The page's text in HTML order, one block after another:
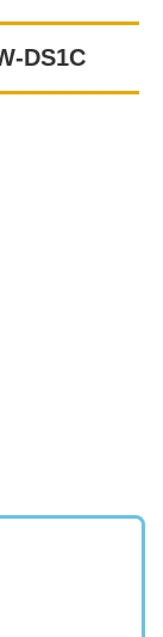
DS1C